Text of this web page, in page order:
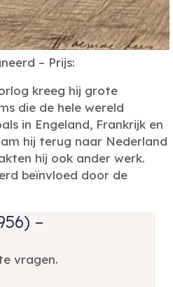
– Prijs:
kreeg hij grote
die de hele wereld
in Engeland, Frankrijk en
hij terug naar Nederland
hij ook ander werk.
beïnvloed door de
–
vragen.